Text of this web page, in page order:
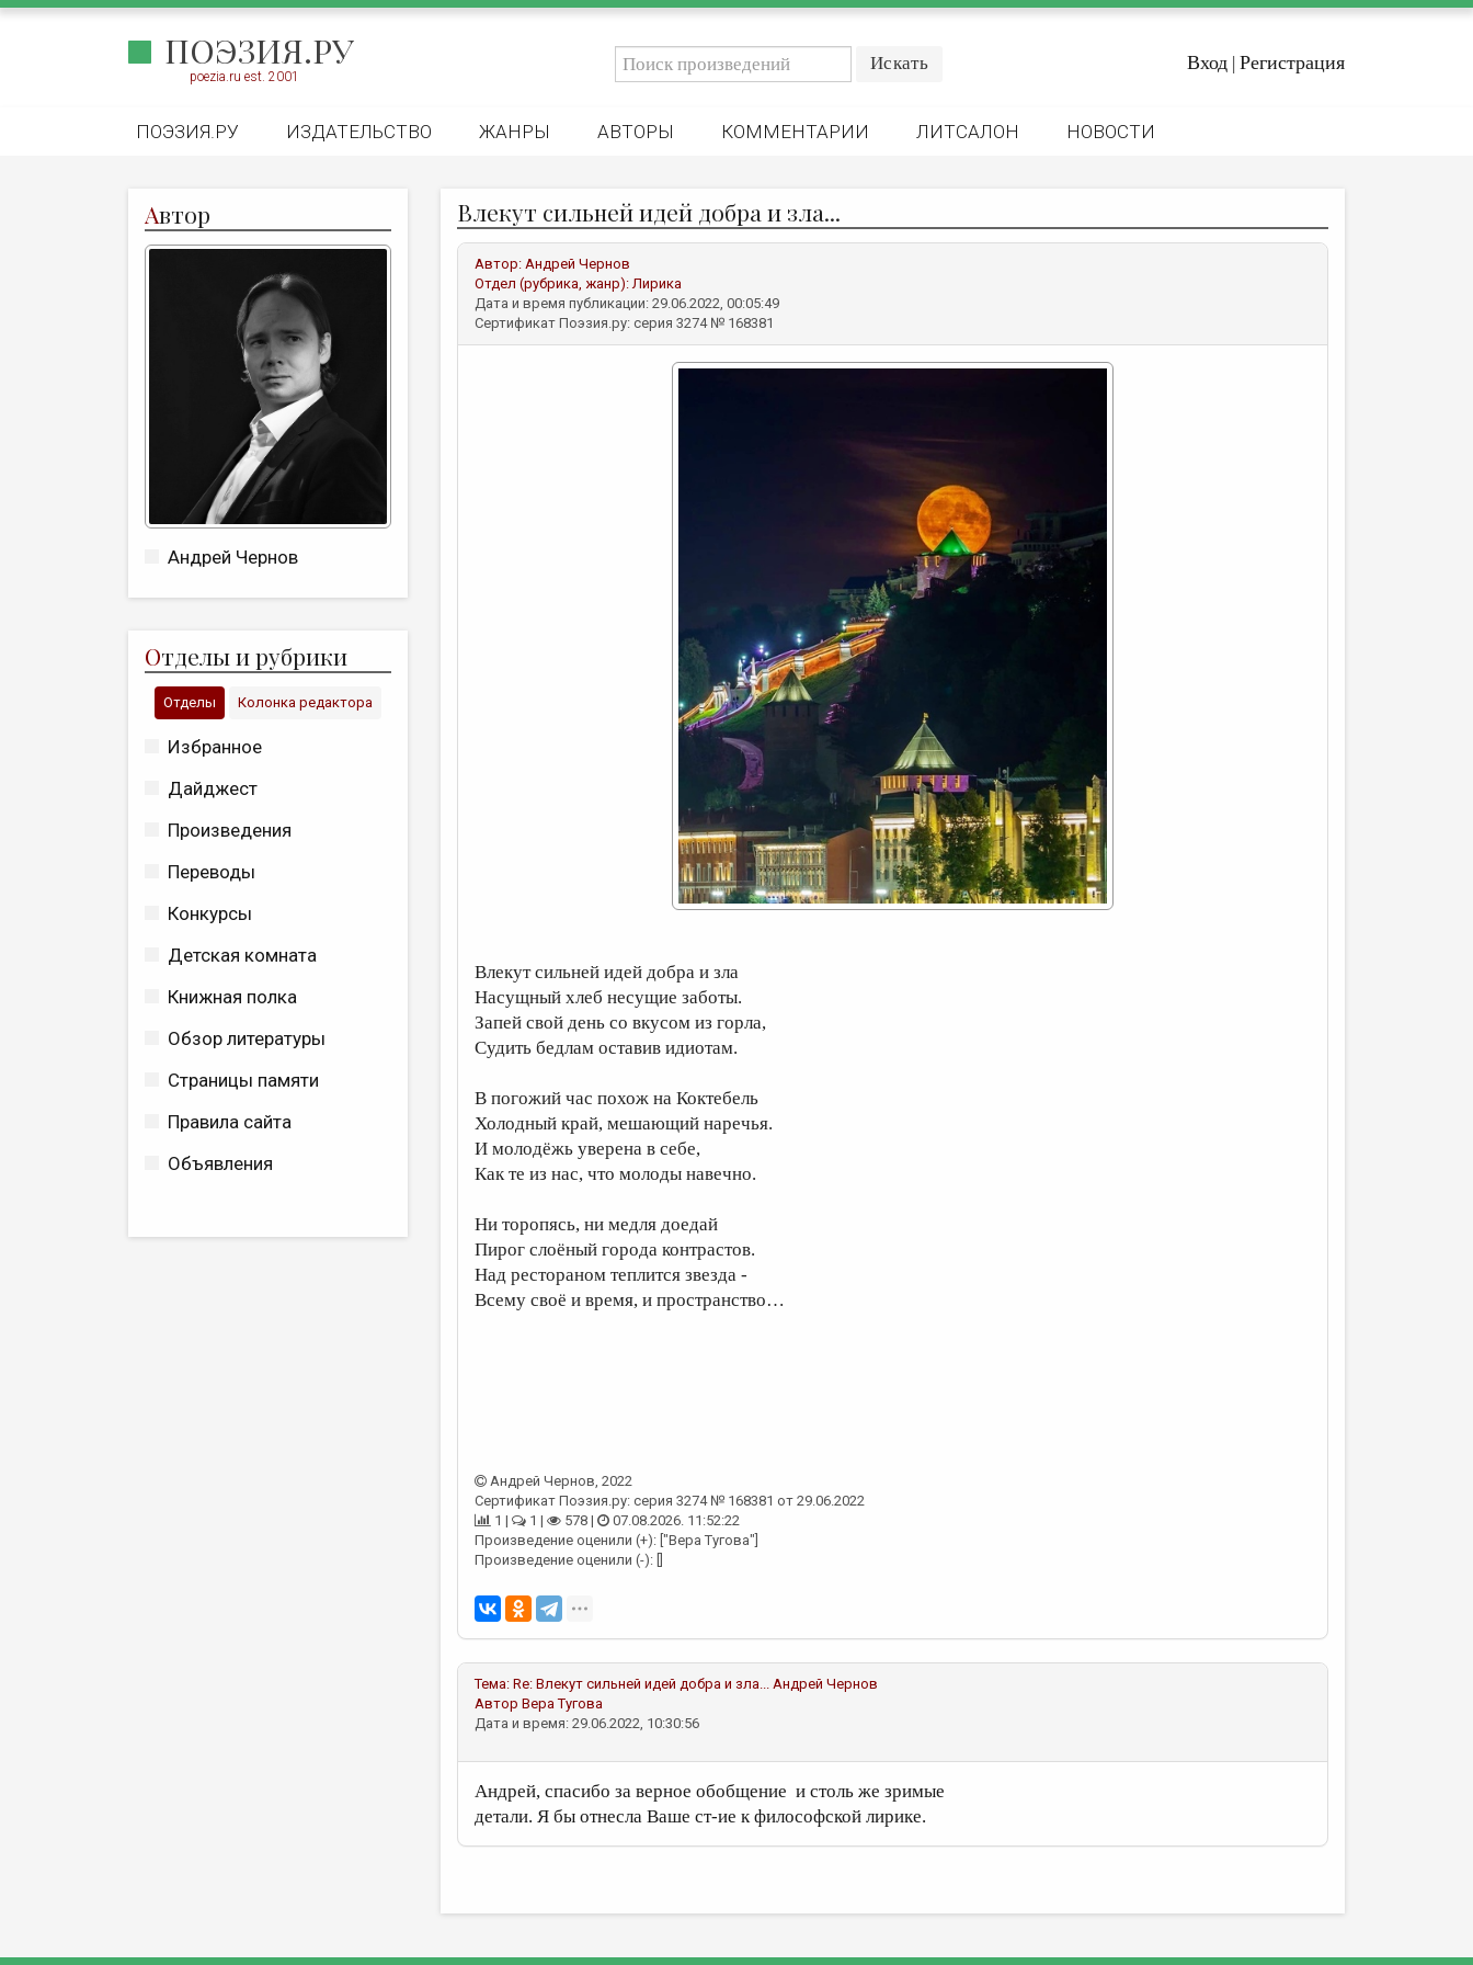
ПОЭЗИЯ.РУ
poezia.ru est. 2001
Вход | Регистрация
ПОЭЗИЯ.РУ ИЗДАТЕЛЬСТВО ЖАНРЫ АВТОРЫ КОММЕНТАРИИ ЛИТСАЛОН НОВОСТИ
Автор
Андрей Чернов
Отделы и рубрики
Отделы Колонка редактора
Избранное
Дайджест
Произведения
Переводы
Конкурсы
Детская комната
Книжная полка
Обзор литературы
Страницы памяти
Правила сайта
Объявления
Влекут сильней идей добра и зла...
Автор: Андрей Чернов
Отдел (рубрика, жанр):Лирика
Дата и время публикации: 29.06.2022, 00:05:49
Сертификат Поэзия.ру: серия 3274 № 168381
Влекут сильней идей добра и зла
Насущный хлеб несущие заботы.
Запей свой день со вкусом из горла,
Судить бедлам оставив идиотам.
В погожий час похож на Коктебель
Холодный край, мешающий наречья.
И молодёжь уверена в себе,
Как те из нас, что молоды навечно.
Ни торопясь, ни медля доедай
Пирог слоёный города контрастов.
Над рестораном теплится звезда -
Всему своё и время, и пространство…
Андрей Чернов, 2022
Сертификат Поэзия.ру: серия 3274 № 168381 от 29.06.2022
1 |
1 | 578 |
07.08.2026. 11:52:22
Произведение оценили (+): ["Вера Тугова"]
Произведение оценили (-): []
Тема: Re: Влекут сильней идей добра и зла... Андрей Чернов
Автор Вера Тугова
Дата и время: 29.06.2022, 10:30:56
Андрей, спасибо за верное обобщение и столь же зримые
детали. Я бы отнесла Ваше ст-ие к философской лирике.